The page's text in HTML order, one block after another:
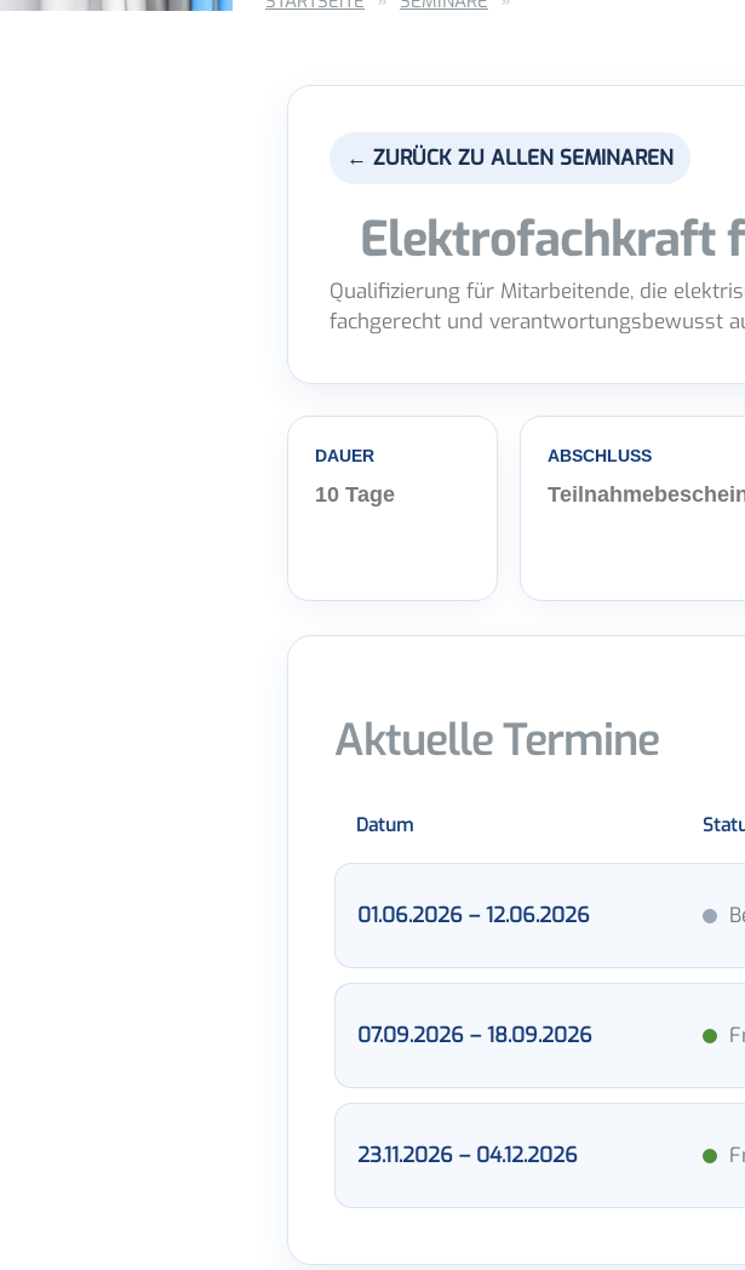
← ZURÜCK ZU ALLEN SEMINAREN
Elektrofachkraft
Qualifizierung für Mitarbeitende, die
fachgerecht und verantwortungsbewusst
DAUER
10 Tage
ABSCHLUSS
Aktuelle Termine
Datum
01.06.2026 – 12.06.2026
07.09.2026 – 18.09.2026
23.11.2026 – 04.12.2026